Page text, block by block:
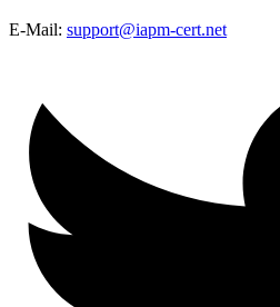
E-Mail: support@iapm-cert.net